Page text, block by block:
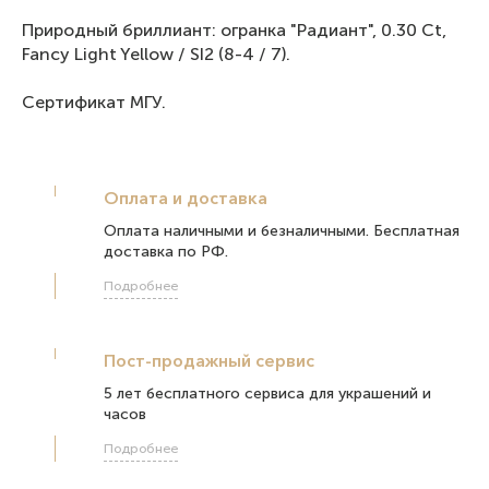
Природный бриллиант: огранка "Радиант", 0.30 Ct,
Fancy Light Yellow / SI2 (8-4 / 7).
Сертификат МГУ.
Оплата и доставка
Оплата наличными и безналичными. Бесплатная
доставка по РФ.
Подробнее
Пост-продажный сервис
5 лет бесплатного сервиса для украшений и
часов
Подробнее